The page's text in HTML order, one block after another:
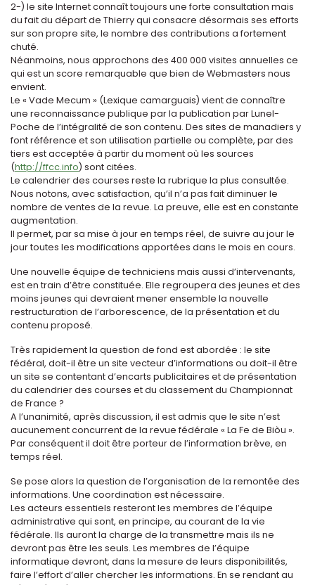
2-) le site Internet connaît toujours une forte consultation mais
du fait du départ de Thierry qui consacre désormais ses efforts
sur son propre site, le nombre des contributions a fortement
chuté.
Néanmoins, nous approchons des 400 000 visites annuelles ce
qui est un score remarquable que bien de Webmasters nous
envient.
Le « Vade Mecum » (Lexique camarguais) vient de connaître
une reconnaissance publique par la publication par Lunel-
Poche de l’intégralité de son contenu. Des sites de manadiers y
font référence et son utilisation partielle ou complète, par des
tiers est acceptée à partir du moment où les sources
(http://ffcc.info) sont citées.
Le calendrier des courses reste la rubrique la plus consultée.
Nous notons, avec satisfaction, qu’il n’a pas fait diminuer le
nombre de ventes de la revue. La preuve, elle est en constante
augmentation.
Il permet, par sa mise à jour en temps réel, de suivre au jour le
jour toutes les modifications apportées dans le mois en cours.
Une nouvelle équipe de techniciens mais aussi d’intervenants,
est en train d’être constituée. Elle regroupera des jeunes et des
moins jeunes qui devraient mener ensemble la nouvelle
restructuration de l’arborescence, de la présentation et du
contenu proposé.
Très rapidement la question de fond est abordée : le site
fédéral, doit-il être un site vecteur d’informations ou doit-il être
un site se contentant d’encarts publicitaires et de présentation
du calendrier des courses et du classement du Championnat
de France ?
A l’unanimité, après discussion, il est admis que le site n’est
aucunement concurrent de la revue fédérale « La Fe de Biòu ».
Par conséquent il doit être porteur de l’information brève, en
temps réel.
Se pose alors la question de l’organisation de la remontée des
informations. Une coordination est nécessaire.
Les acteurs essentiels resteront les membres de l’équipe
administrative qui sont, en principe, au courant de la vie
fédérale. Ils auront la charge de la transmettre mais ils ne
devront pas être les seuls. Les membres de l’équipe
informatique devront, dans la mesure de leurs disponibilités,
faire l’effort d’aller chercher les informations. En se rendant au